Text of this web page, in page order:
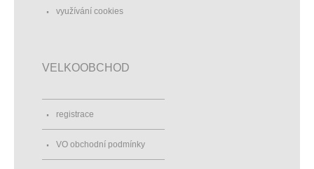
využívání cookies
VELKOOBCHOD
registrace
VO obchodní podmínky